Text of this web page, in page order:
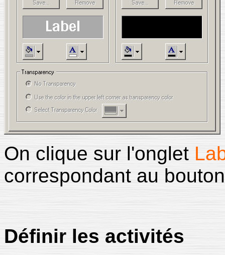
On clique sur l'onglet
correspondant au bouton
Définir les activités